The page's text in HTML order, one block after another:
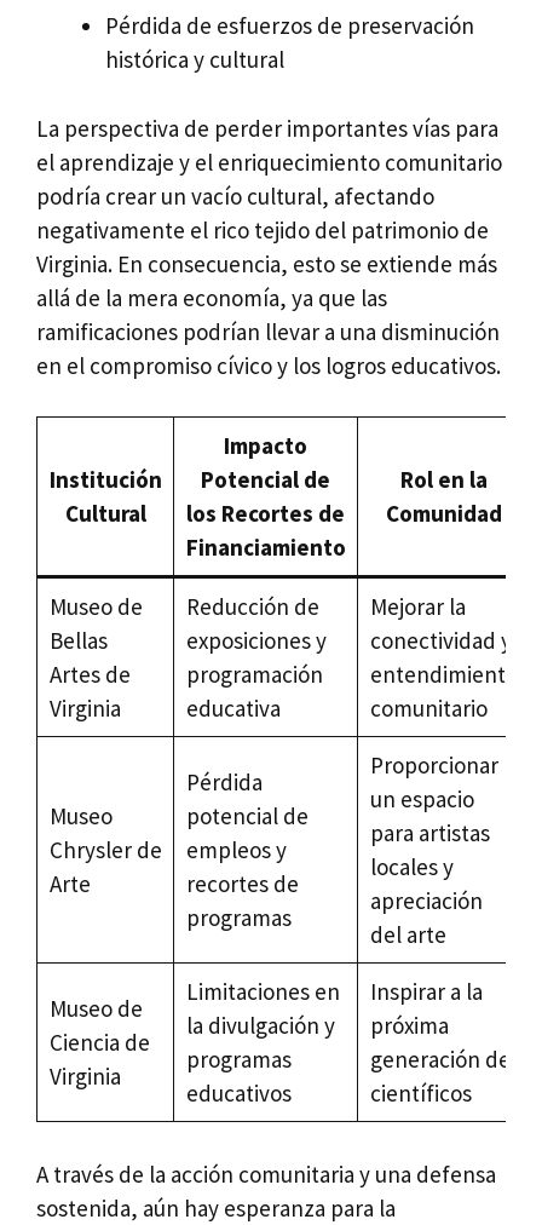
Pérdida de esfuerzos de preservación
histórica y cultural
La perspectiva de perder importantes vías para
el aprendizaje y el enriquecimiento comunitario
podría crear un vacío cultural, afectando
negativamente el rico tejido del patrimonio de
Virginia. En consecuencia, esto se extiende más
allá de la mera economía, ya que las
ramificaciones podrían llevar a una disminución
en el compromiso cívico y los logros educativos.
Institución
Cultural
Impacto
Potencial de
los Recortes de
Financiamiento
Rol en la
Comunidad
Museo de
Bellas
Artes de
Virginia
Reducción de
exposiciones y
programación
educativa
Mejorar la
conectividad y
entendimiento
comunitario
Museo
Chrysler de
Arte
Pérdida
potencial de
empleos y
recortes de
programas
Proporcionar
un espacio
para artistas
locales y
apreciación
del arte
Museo de
Ciencia de
Virginia
Limitaciones en
la divulgación y
programas
educativos
Inspirar a la
próxima
generación de
científicos
A través de la acción comunitaria y una defensa
sostenida, aún hay esperanza para la